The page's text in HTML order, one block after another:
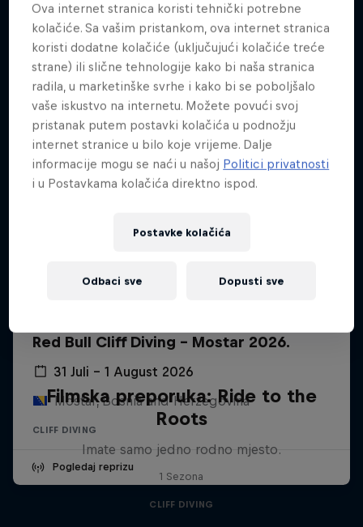
Više sličnog sadržaja
Red Bull Cliff Diving - Mostar 2026.
31 Juli – 1 August 2026
Mostar, Bosnia and Herzegovina
CLIFF DIVING
Pogledaj reprizu
Filmska preporuka: Ride to the
Roots
Imate samo jedno rodno mjesto.
1 Sezona
CLIFF DIVING
Ova internet stranica koristi tehnički potrebne
kolačiće. Sa vašim pristankom, ova internet stranica
koristi dodatne kolačiće (uključujući kolačiće treće
strane) ili slične tehnologije kako bi naša stranica
radila, u marketinške svrhe i kako bi se poboljšalo
vaše iskustvo na internetu. Možete povući svoj
pristanak putem postavki kolačića u podnožju
internet stranice u bilo koje vrijeme. Dalje
informacije mogu se naći u našoj Politici privatnosti
i u Postavkama kolačića direktno ispod.
Postavke kolačića
Odbaci sve Dopusti sve